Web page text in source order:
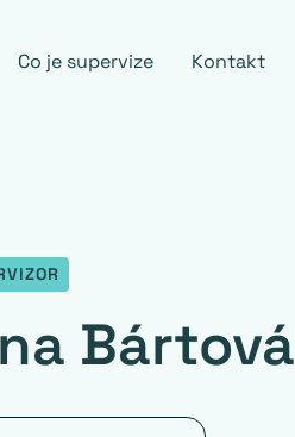
Co je supervize Kontakt
Bártová